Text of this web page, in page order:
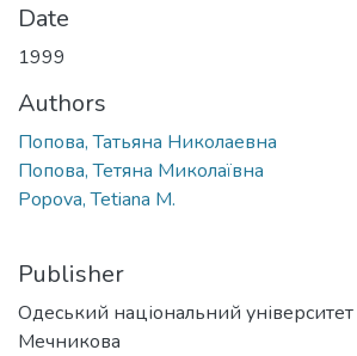
Date
1999
Authors
Попова, Татьяна Николаевна
Попова, Тетяна Миколаївна
Popova, Tetiana M.
Publisher
Одеський національний університет
Мечникова